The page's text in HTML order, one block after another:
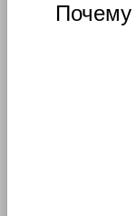
Почему